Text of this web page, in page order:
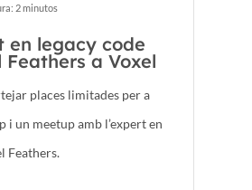
2minutos
en legacy code
Feathers a Voxel
places limitades per a
i un meetup amb l’expert en
Feathers.